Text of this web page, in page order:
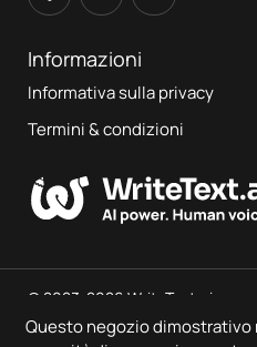
Informazioni
Informativa sulla privacy
Termini & condizioni
© 2023-2026 WriteText.ai
Questo negozio dimostrativo